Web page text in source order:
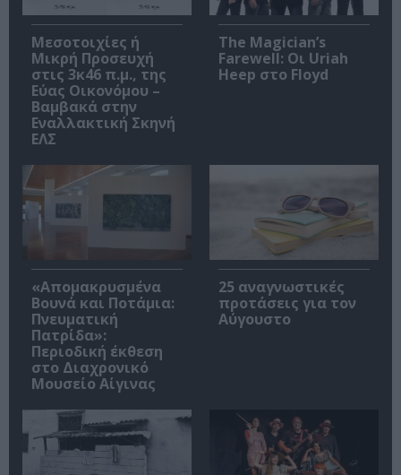
Μεσοτοιχίες ή
Μικρή Προσευχή
στις 3κ46 π.μ., της
Εύας Οικονόμου –
Βαμβακά στην
Εναλλακτική Σκηνή
ΕΛΣ
The Magician’s
Farewell: Οι Uriah
Heep στο Floyd
«Απομακρυσμένα
Βουνά και Ποτάμια:
Πνευματική
Πατρίδα»:
Περιοδική έκθεση
στο Διαχρονικό
Μουσείο Αίγινας
25 αναγνωστικές
προτάσεις για τον
Αύγουστο